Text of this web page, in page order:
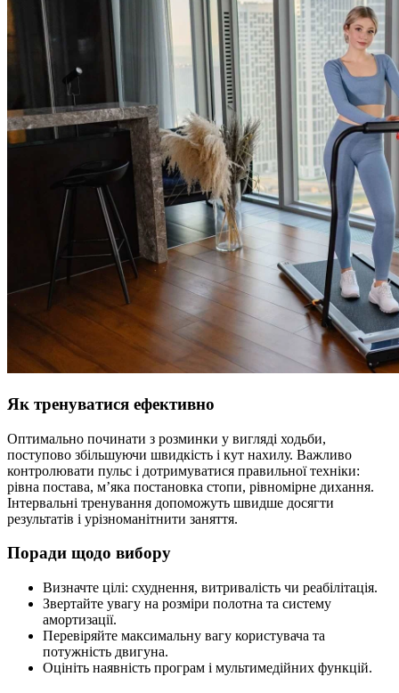
Як тренуватися ефективно
Оптимально починати з розминки у вигляді ходьби,
поступово збільшуючи швидкість і кут нахилу. Важливо
контролювати пульс і дотримуватися правильної техніки:
рівна постава, м’яка постановка стопи, рівномірне дихання.
Інтервальні тренування допоможуть швидше досягти
результатів і урізноманітнити заняття.
Поради щодо вибору
Визначте цілі: схуднення, витривалість чи реабілітація.
Звертайте увагу на розміри полотна та систему
амортизації.
Перевіряйте максимальну вагу користувача та
потужність двигуна.
Оцініть наявність програм і мультимедійних функцій.